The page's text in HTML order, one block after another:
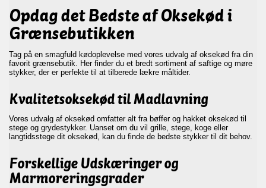
Opdag det Bedste af Oksekød i
Grænsebutikken
Tag på en smagfuld kødoplevelse med vores udvalg af oksekød fra din
favorit grænsebutik. Her finder du et bredt sortiment af saftige og møre
stykker, der er perfekte til at tilberede lækre måltider.
Kvalitetsoksekød til Madlavning
Vores udvalg af oksekød omfatter alt fra bøffer og hakket oksekød til
stege og grydestykker. Uanset om du vil grille, stege, koge eller
langtidsstege dit oksekød, kan du finde de bedste stykker til dit behov.
Forskellige Udskæringer og
Marmoreringsgrader